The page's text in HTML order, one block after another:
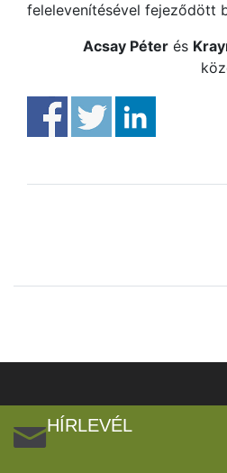
felelevenítésével fejeződött
Acsay Péter és
HÍRLEVÉL